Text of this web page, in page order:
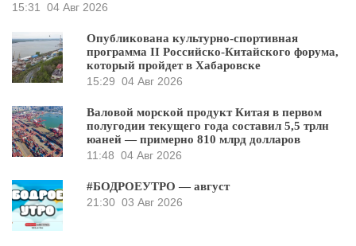
15:31
04 Авг 2026
Опубликована культурно-спортивная
программа II Российско-Китайского форума,
который пройдет в Хабаровске
15:29 04 Авг 2026
Валовой морской продукт Китая в первом
полугодии текущего года составил 5,5 трлн
юаней — примерно 810 млрд долларов
11:48 04 Авг 2026
#БОДРОЕУТРО — август
21:30 03 Авг 2026